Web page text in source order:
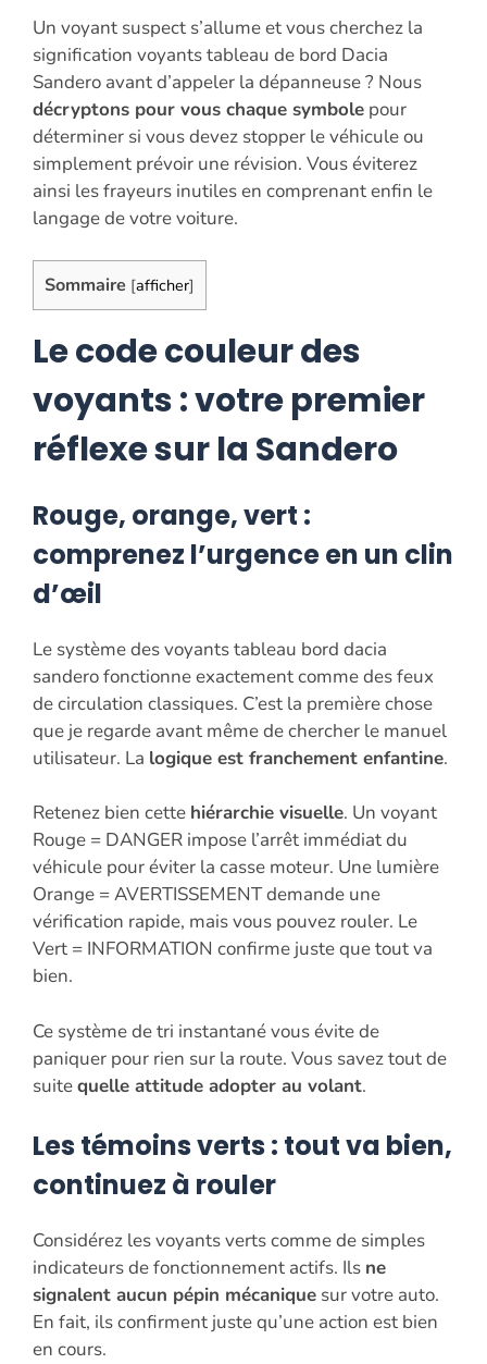
Un voyant suspect s’allume et vous cherchez la
signification voyants tableau de bord Dacia
Sandero avant d’appeler la dépanneuse ? Nous
décryptons pour vous chaque symbole pour
déterminer si vous devez stopper le véhicule ou
simplement prévoir une révision. Vous éviterez
ainsi les frayeurs inutiles en comprenant enfin le
langage de votre voiture.
Sommaire [afficher]
Le code couleur des
voyants : votre premier
réflexe sur la Sandero
Rouge, orange, vert :
comprenez l’urgence en un clin
d’œil
Le système des voyants tableau bord dacia
sandero fonctionne exactement comme des feux
de circulation classiques. C’est la première chose
que je regarde avant même de chercher le manuel
utilisateur. La logique est franchement enfantine.
Retenez bien cette hiérarchie visuelle. Un voyant
Rouge = DANGER impose l’arrêt immédiat du
véhicule pour éviter la casse moteur. Une lumière
Orange = AVERTISSEMENT demande une
vérification rapide, mais vous pouvez rouler. Le
Vert = INFORMATION confirme juste que tout va
bien.
Ce système de tri instantané vous évite de
paniquer pour rien sur la route. Vous savez tout de
suitequelle attitude adopter au volant.
Les témoins verts : tout va bien,
continuez à rouler
Considérez les voyants verts comme de simples
indicateurs de fonctionnement actifs. Ils ne
signalent aucun pépin mécanique sur votre auto.
En fait, ils confirment juste qu’une action est bien
en cours.